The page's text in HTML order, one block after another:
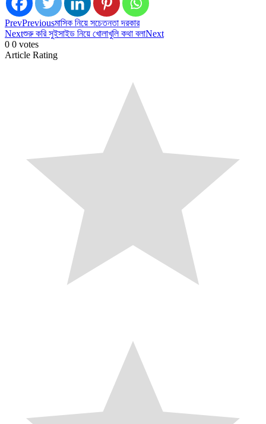
PrevPreviousমাসিক নিয়ে সচেতনতা দরকার
Nextশুরু করি সুইসাইড নিয়ে খোলাখুলি কথা বলাNext
0 0 votes
Article Rating